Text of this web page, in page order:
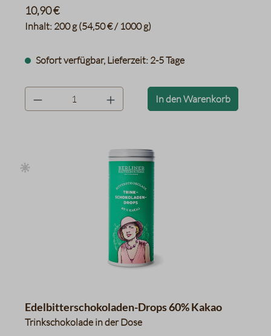
Inhalt: 200 g(54,50 € / 1000 g)
10,90 €
Sofort verfügbar, Lieferzeit: 2-5 Tage
product.quantityLabel In den Warenkorb
Edelbitterschokoladen-Drops 60% Kakao
Trinkschokolade in der Dose